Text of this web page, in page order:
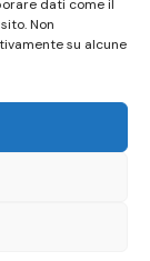
dati come il
Non
su alcune
WEB
privacy